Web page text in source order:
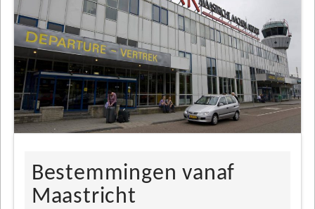
Bestemmingen vanaf
Maastricht